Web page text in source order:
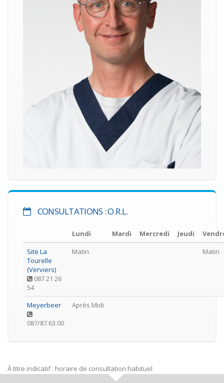
CONSULTATIONS : O.R.L.
Lundi Mardi Mercredi Jeudi
Site La
Tourelle
(Verviers)
087 21 26
54
Matin Matin
Meyerbeer
087/87.63.00
Après Midi
À titre indicatif : horaire de consultation habituel